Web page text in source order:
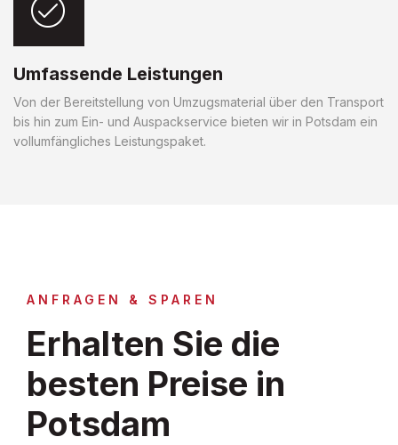
Umfassende Leistungen
Von der Bereitstellung von Umzugsmaterial über den Transport
bis hin zum Ein- und Auspackservice bieten wir in Potsdam ein
vollumfängliches Leistungspaket.
ANFRAGEN & SPAREN
Erhalten Sie die
besten Preise in
Potsdam